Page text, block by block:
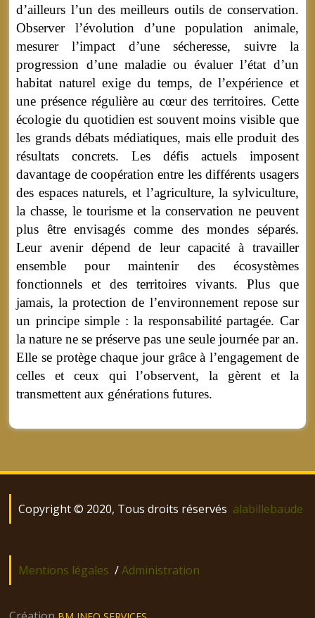
d’ailleurs l’un des meilleurs outils de conservation.
Observer l’évolution d’une population animale,
mesurer l’impact d’une sécheresse, suivre la
progression d’une maladie ou évaluer l’état d’un
habitat naturel exige du temps, de l’expérience et
une présence régulière au cœur des territoires. Cette
écologie du quotidien est souvent moins visible que
les grands débats médiatiques, mais elle produit des
résultats concrets. Les défis actuels imposent
davantage de coopération entre les différents usagers
des espaces naturels, et l’agriculture, la sylviculture,
la chasse, le tourisme et la conservation ne peuvent
plus être envisagés comme des mondes séparés.
Leur avenir dépend de leur capacité à travailler
ensemble pour maintenir des écosystèmes
fonctionnels et des territoires vivants. Plus que
jamais, la protection de l’environnement repose sur
un principe simple : la responsabilité partagée. Car
la nature ne se préserve pas une seule journée par an.
Elle se protège chaque jour grâce à l’engagement de
celles et ceux qui l’observent, la gèrent et la
transmettent aux générations futures.
Copyright © 2020, Tous droits réservés alabillebaude
Mentions légales /Administration